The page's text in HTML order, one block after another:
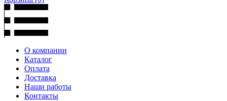
О компании
Каталог
Оплата
Доставка
Наши работы
Контакты